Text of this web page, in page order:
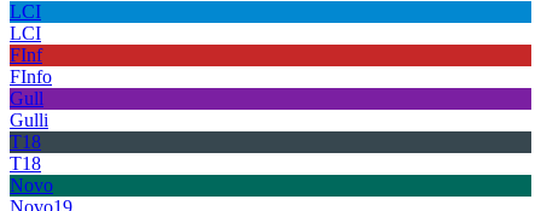
LCI
LCI
FInf
FInfo
Gull
Gulli
T18
T18
Novo